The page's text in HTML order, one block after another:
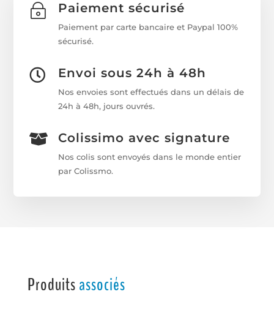
~ Paiement sécurisé
Paiement par carte bancaire et Paypal 100%
sécurisé.
 Envoi sous 24h à 48h
Nos envoies sont effectués dans un délais de
24h à 48h, jours ouvrés.
 Colissimo avec signature
Nos colis sont envoyés dans le monde entier
par Colissmo.
Produitsassociés